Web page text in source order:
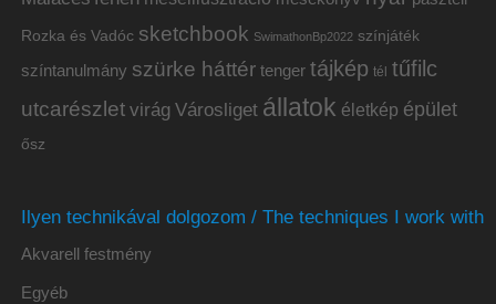
Rozka és Vadóc sketchbook SwimathonBp2022 színjáték
színtanulmány szürke háttér tenger tájkép tél tűfilc
utcarészlet virág Városliget állatok életkép épület
ősz
Ilyen technikával dolgozom / The techniques I work with
Akvarell festmény
Egyéb